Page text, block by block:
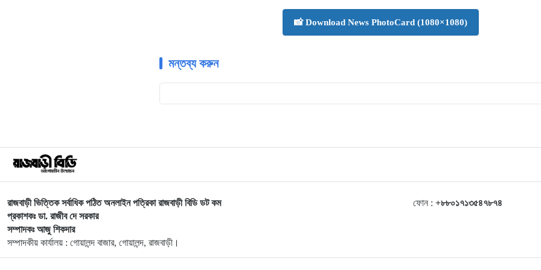
📸 Download News PhotoCard (1080×1080)
মন্তব্য করুন
রাজবাড়ী ভিত্তিক সর্বাধিক পঠিত অনলাইন পত্রিকা রাজবাড়ী বিডি ডট কম
প্রকাশকঃ ডা. রাজীব দে সরকার
সম্পাদকঃ আজু শিকদার
সম্পাদকীয় কার্যালয় : গোয়ালন্দ বাজার, গোয়ালন্দ, রাজবাড়ী।
ফোন : +৮৮০১৭১৩৫৪৭৮৭৪